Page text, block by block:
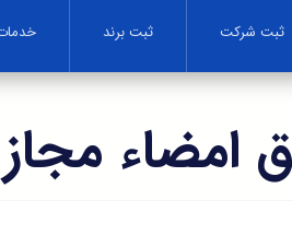
ثبت شرکت ثبت برند
امضاء